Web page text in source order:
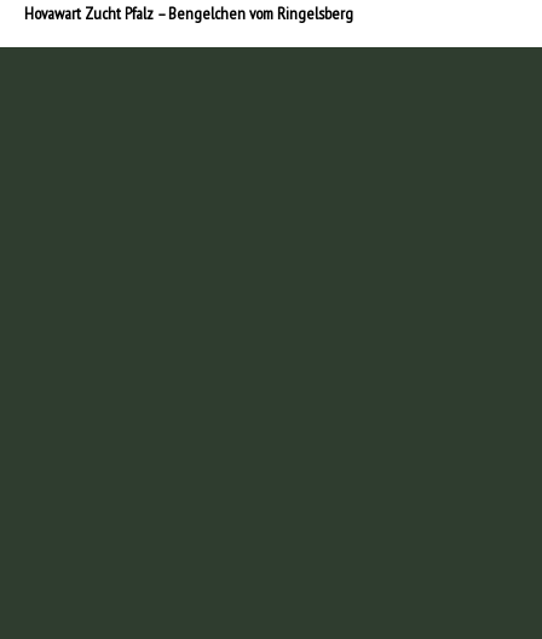
Hovawart Zucht Pfalz – Bengelchen vom Ringelsberg